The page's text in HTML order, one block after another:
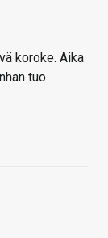
koroke. Aika
tuo